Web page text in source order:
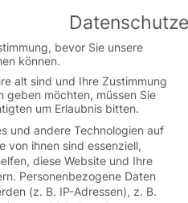
German website.
bevor Sie unsere
können.
alt sind und Ihre Zustimmung
geben möchten, müssen Sie
um Erlaubnis bitten.
und andere Technologien auf
von ihnen sind essenziell,
diese Website und Ihre
Personenbezogene Daten
(z. B. IP-Adressen), z. B.